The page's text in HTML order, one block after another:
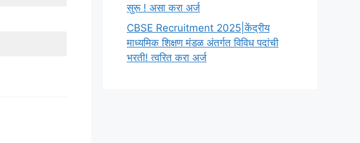
सुरू ! असा करा अर्ज
CBSE Recruitment 2025|केंद्रीय
माध्यमिक शिक्षण मंडळ अंतर्गत विविध पदांची
भरती! त्वरित करा अर्ज